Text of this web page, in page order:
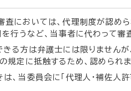
においては、代理制度が認め
を行うなど、当事者に代わって
きる方は弁護士には限りません
規定に抵触するため、認められま
、当委員会に「代理人・補佐人